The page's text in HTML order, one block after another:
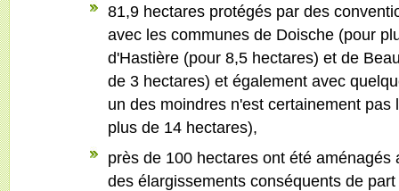
81,9 hectares protégés par des
avec les communes de Doische (pour
d'Hastière (pour 8,5 hectares) et de
de 3 hectares) et également avec
un des moindres n'est certainement pas
plus de 14 hectares),
près de 100 hectares ont été aménagés
des élargissements conséquents de